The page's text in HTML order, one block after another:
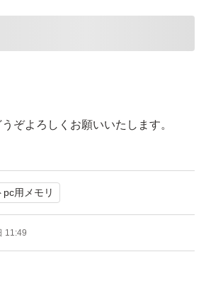
ぞよろしくお願いいたします。
pc用メモリ
11:49